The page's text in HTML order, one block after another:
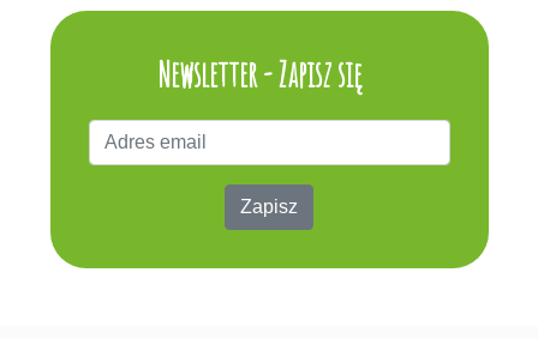
Newsletter - Zapisz się
Zapisz